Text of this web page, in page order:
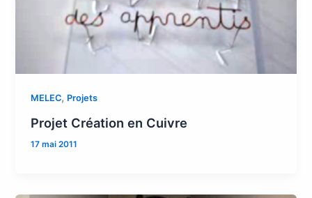
MELEC, Projets
Projet Création en Cuivre
17 mai 2011